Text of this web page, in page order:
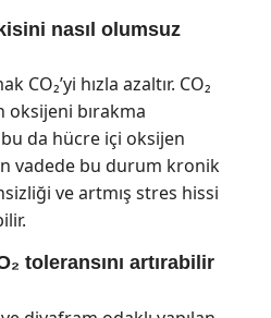
nasıl olumsuz
CO₂’yi hızla azaltır. CO₂
bırakma
da hücre içi oksijen
vadede bu durum kronik
ve artmış stres hissi
toleransını artırabilir